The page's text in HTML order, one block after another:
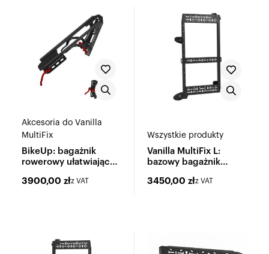
Akcesoria do Vanilla
MultiFix
BikeUp: bagażnik
rowerowy ułatwiający
3900,00 złz VAT
Wszystkie produkty
Vanilla MultiFix L:
bazowy bagażnik
3450,00 złz VAT